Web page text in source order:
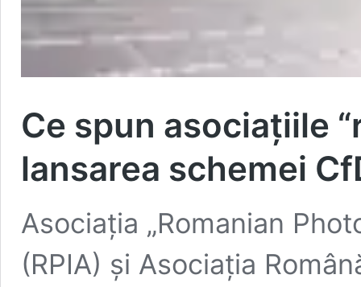
Ce spun asociațiile
lansarea schemei
Asociația „Romanian
(RPIA) și Asociația